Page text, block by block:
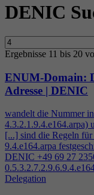
DENIC
Ergebnisse 11 bis 20
ENUM-Domain:
Adresse | DENIC
wandelt die Nummer
4.3.2.1.9.4.e164.arpa)
[...] sind die Regeln
9.4.e164.arpa
DENIC +49 69 27
0.5.3.2.7.2.9.6.9.4
Delegation